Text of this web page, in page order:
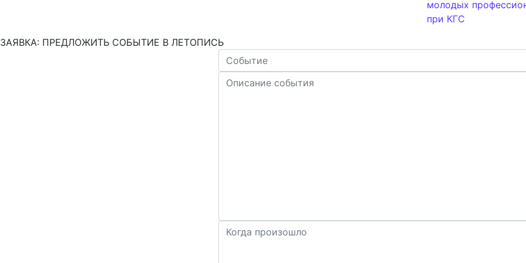
молодых
при КГС
ЗАЯВКА: ПРЕДЛОЖИТЬ СОБЫТИЕ В ЛЕТОПИСЬ